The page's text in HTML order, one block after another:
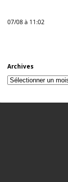
07/08 à 11:02
Archives
Archives